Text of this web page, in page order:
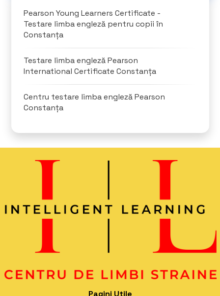
Pearson Young Learners Certificate -
Testare limba engleză pentru copii în
Constanța
Testare limba engleză Pearson
International Certificate Constanța
Centru testare limba engleză Pearson
Constanța
Pagini Utile